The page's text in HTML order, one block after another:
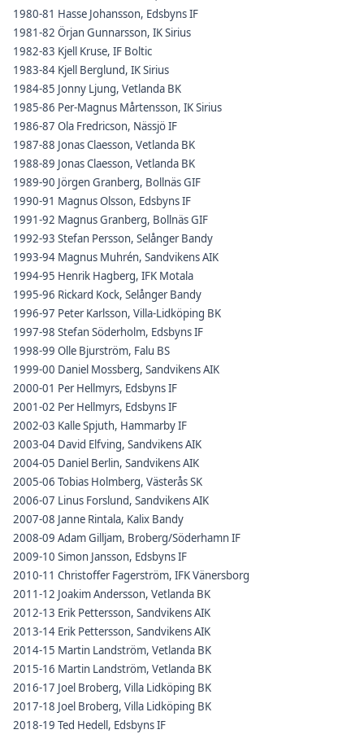
1980-81 Hasse Johansson, Edsbyns IF
1981-82 Örjan Gunnarsson, IK Sirius
1982-83 Kjell Kruse, IF Boltic
1983-84 Kjell Berglund, IK Sirius
1984-85 Jonny Ljung, Vetlanda BK
1985-86 Per-Magnus Mårtensson, IK Sirius
1986-87 Ola Fredricson, Nässjö IF
1987-88 Jonas Claesson, Vetlanda BK
1988-89 Jonas Claesson, Vetlanda BK
1989-90 Jörgen Granberg, Bollnäs GIF
1990-91 Magnus Olsson, Edsbyns IF
1991-92 Magnus Granberg, Bollnäs GIF
1992-93 Stefan Persson, Selånger Bandy
1993-94 Magnus Muhrén, Sandvikens AIK
1994-95 Henrik Hagberg, IFK Motala
1995-96 Rickard Kock, Selånger Bandy
1996-97 Peter Karlsson, Villa-Lidköping BK
1997-98 Stefan Söderholm, Edsbyns IF
1998-99 Olle Bjurström, Falu BS
1999-00 Daniel Mossberg, Sandvikens AIK
2000-01 Per Hellmyrs, Edsbyns IF
2001-02 Per Hellmyrs, Edsbyns IF
2002-03 Kalle Spjuth, Hammarby IF
2003-04 David Elfving, Sandvikens AIK
2004-05 Daniel Berlin, Sandvikens AIK
2005-06 Tobias Holmberg, Västerås SK
2006-07 Linus Forslund, Sandvikens AIK
2007-08 Janne Rintala, Kalix Bandy
2008-09 Adam Gilljam, Broberg/Söderhamn IF
2009-10 Simon Jansson, Edsbyns IF
2010-11 Christoffer Fagerström, IFK Vänersborg
2011-12 Joakim Andersson, Vetlanda BK
2012-13 Erik Pettersson, Sandvikens AIK
2013-14 Erik Pettersson, Sandvikens AIK
2014-15 Martin Landström, Vetlanda BK
2015-16 Martin Landström, Vetlanda BK
2016-17 Joel Broberg, Villa Lidköping BK
2017-18 Joel Broberg, Villa Lidköping BK
2018-19 Ted Hedell, Edsbyns IF